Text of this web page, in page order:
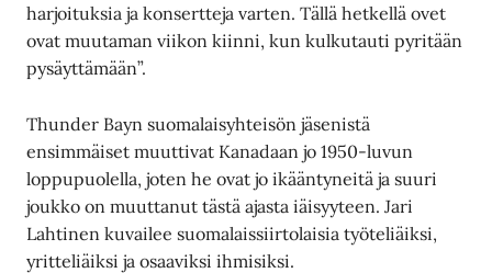
harjoituksia ja konsertteja varten. Tällä hetkellä ovet
ovat muutaman viikon kiinni, kun kulkutauti pyritään
pysäyttämään”.
Thunder Bayn suomalaisyhteisön jäsenistä
ensimmäiset muuttivat Kanadaan jo 1950-luvun
loppupuolella, joten he ovat jo ikääntyneitä ja suuri
joukko on muuttanut tästä ajasta iäisyyteen. Jari
Lahtinen kuvailee suomalaissiirtolaisia työteliäiksi,
yritteliäiksi ja osaaviksi ihmisiksi.